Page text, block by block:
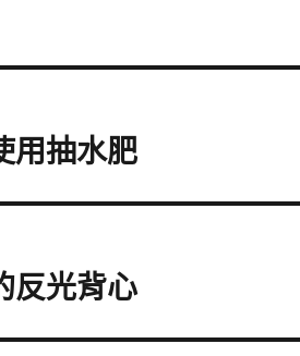
用抽水肥
反光背心